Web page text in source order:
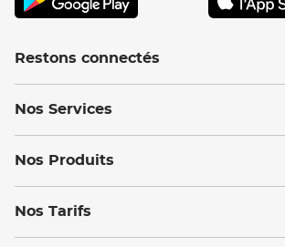
Restons connectés
Nos Services
Nos Produits
Nos Tarifs